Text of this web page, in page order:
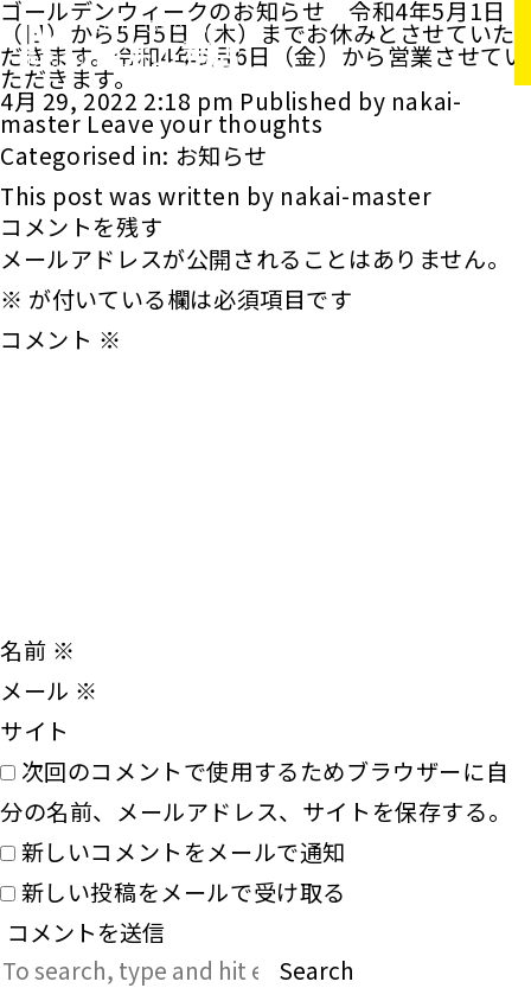
ゴールデンウィークのお知らせ 令和4年5月1日
（日）から5月5日（木）までお休みとさせていた
だきます。令和4年5月6日（金）から営業させてい
ただきます。
4月 29, 2022 2:18 pm Published by nakai-
master Leave your thoughts
Categorised in: お知らせ
This post was written by nakai-master
コメントを残す
メールアドレスが公開されることはありません。
※ が付いている欄は必須項目です
コメント ※
名前 ※
メール ※
サイト
次回のコメントで使用するためブラウザーに自
分の名前、メールアドレス、サイトを保存する。
新しいコメントをメールで通知
新しい投稿をメールで受け取る
Search